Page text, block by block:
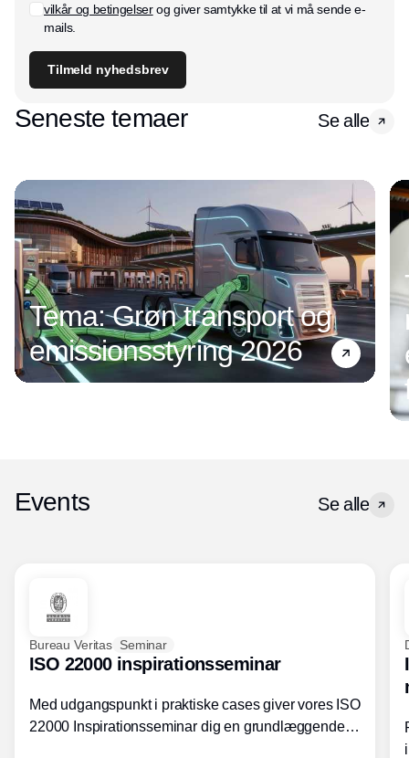
vilkår og betingelserog giver samtykke til at vi må sende e-
mails.
Tilmeld nyhedsbrev
Seneste temaer Se alle
Tema: Grøn transport og
emissionsstyring 2026
Events Se alle
Bureau Veritas Seminar
ISO 22000 inspirationsseminar
Med udgangspunkt i praktiske cases giver vores ISO
22000 Inspirationsseminar dig en grundlæggende